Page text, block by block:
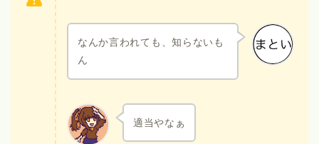
なんか言われても、知らないも
ん
適当やなぁ